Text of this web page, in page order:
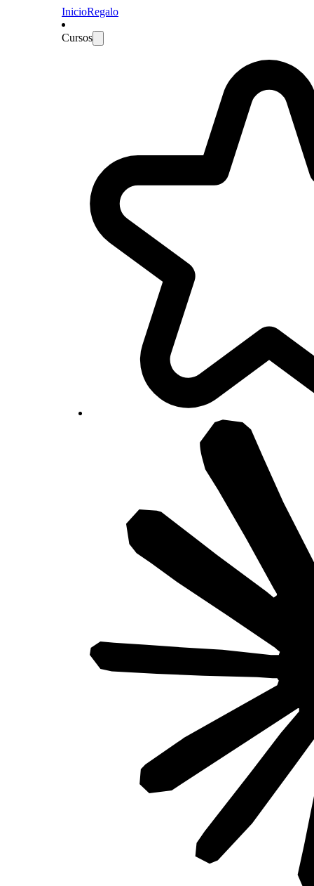
InicioRegalo
Cursos